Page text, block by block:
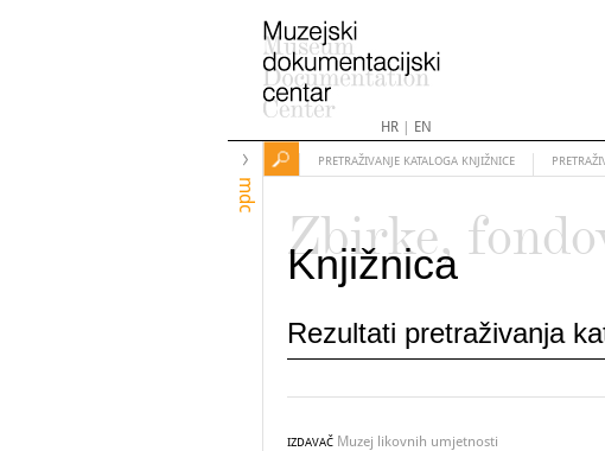
HR| EN
mdc
PRETRAŽIVANJE KATALOGA KNJIŽNICE
Zbirke,
Knjižnica
Rezultati pretraživanja
IZDAVAČ Muzej likovnih umjetnosti